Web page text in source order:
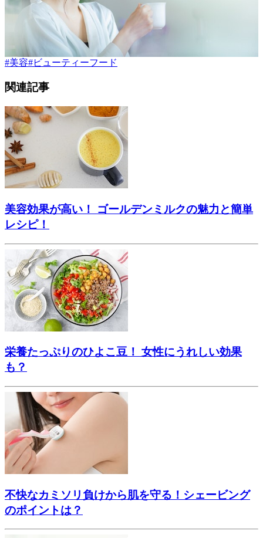
#美容#ビューティーフード
関連記事
美容効果が高い！ ゴールデンミルクの魅力と簡単
レシピ！
栄養たっぷりのひよこ豆！ 女性にうれしい効果
も？
不快なカミソリ負けから肌を守る！シェービング
のポイントは？